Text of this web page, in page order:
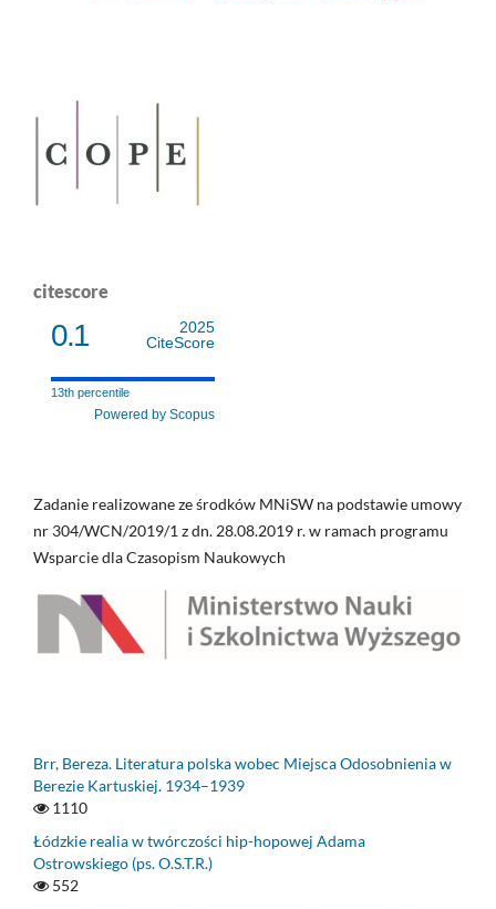
citescore
0.1
2025
CiteScore
13th percentile
Powered by Scopus
Zadanie realizowane ze środków MNiSW na podstawie umowy
nr 304/WCN/2019/1 z dn. 28.08.2019 r. w ramach programu
Wsparcie dla Czasopism Naukowych
Brr, Bereza. Literatura polska wobec Miejsca Odosobnienia w
Berezie Kartuskiej. 1934–1939
1110
Łódzkie realia w twórczości hip-hopowej Adama
Ostrowskiego (ps. O.S.T.R.)
552